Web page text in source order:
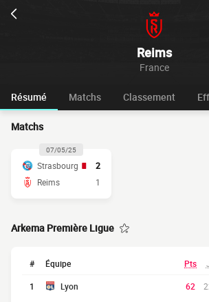
Reims
France
Résumé Matchs Classement
Matchs
07/05/25
Strasbourg
2
Reims
1
Arkema Première Ligue
# Équipe Pts
1 Lyon 62